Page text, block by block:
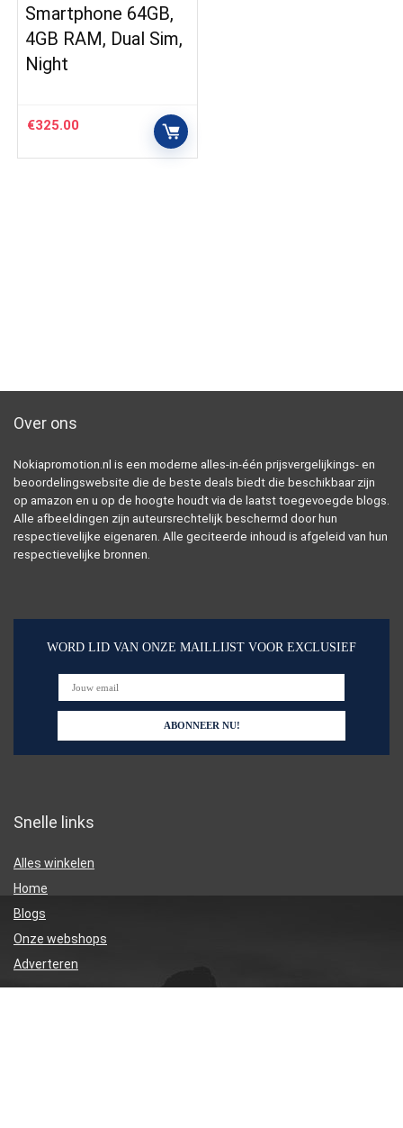
Smartphone 64GB,
4GB RAM, Dual Sim,
Night
€325.00
Over ons
Nokiapromotion.nl is een moderne alles-in-één prijsvergelijkings- en
beoordelingswebsite die de beste deals biedt die beschikbaar zijn
op amazon en u op de hoogte houdt via de laatst toegevoegde blogs.
Alle afbeeldingen zijn auteursrechtelijk beschermd door hun
respectievelijke eigenaren. Alle geciteerde inhoud is afgeleid van hun
respectievelijke bronnen.
WORD LID VAN ONZE MAILLIJST VOOR EXCLUSIEF
Snelle links
Alles winkelen
Home
Blogs
Onze webshops
Adverteren